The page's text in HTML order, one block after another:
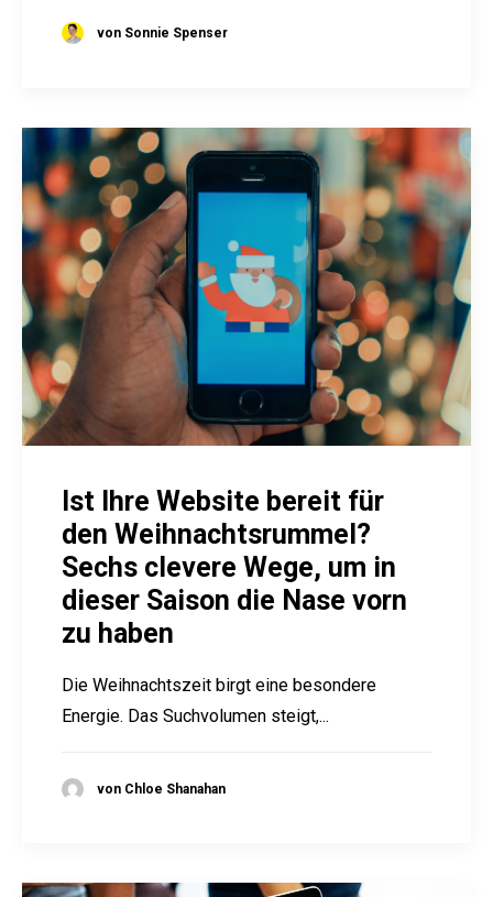
von Sonnie Spenser
Ist Ihre Website bereit für
den Weihnachtsrummel?
Sechs clevere Wege, um in
dieser Saison die Nase vorn
zu haben
Die Weihnachtszeit birgt eine besondere
Energie. Das Suchvolumen steigt,...
von Chloe Shanahan